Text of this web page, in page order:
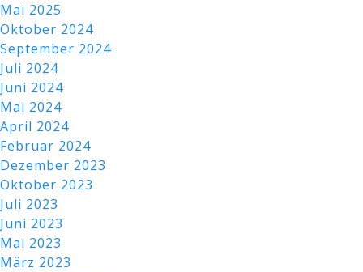
Mai 2025
Oktober 2024
September 2024
Juli 2024
Juni 2024
Mai 2024
April 2024
Februar 2024
Dezember 2023
Oktober 2023
Juli 2023
Juni 2023
Mai 2023
März 2023